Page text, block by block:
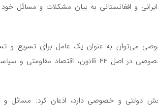
و افغانستانی به بیان مشکلات و مسائل خود
می‌توان به عنوان یک عامل برای تسریع و
تجارت استفاده کرد؛ اما با وجود تبیین جایگاه بخش خصوصی در اصل 44 قانون،
اجرایی در بخش دولتی و خصوصی دارد، اذعان کرد: